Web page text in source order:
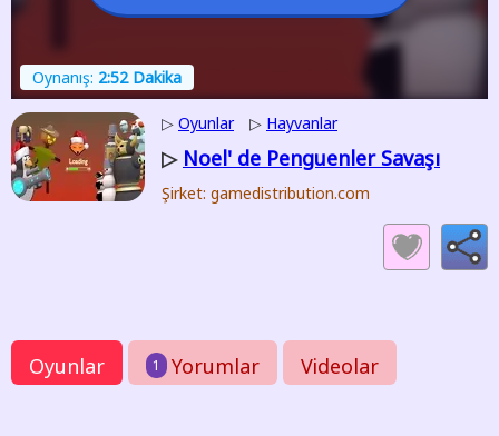
Oynanış: 2:52 Dakika
▷ Oyunlar ▷ Hayvanlar
▷ Noel' de Penguenler Savaşı
Şirket: gamedistribution.com
Oyunlar 1 Yorumlar Videolar